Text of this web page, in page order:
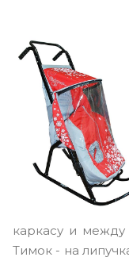
каркасу и между
Тимок - на